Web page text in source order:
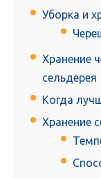
Уборка и
Хранение
сельдерея
Когда
Хранение